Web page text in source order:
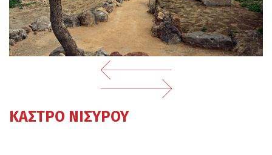
ΚΑΣΤΡΟ ΝΙΣΥΡΟΥ